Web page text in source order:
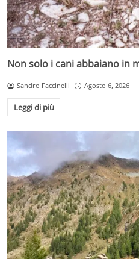
Non solo i cani abbaiano in
Sandro Faccinelli Agosto 6, 2026
Leggi di più